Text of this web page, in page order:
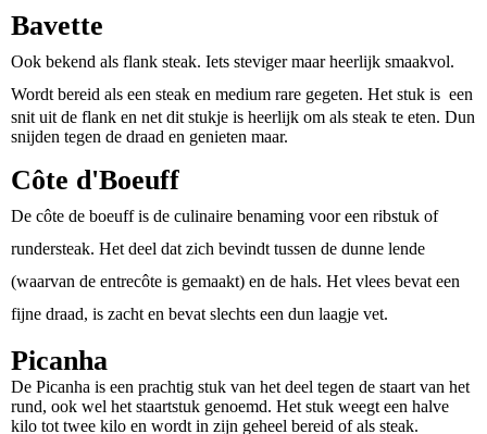
Bavette
Ook bekend als flank steak. Iets steviger maar heerlijk smaakvol.
Wordt bereid als een steak en medium rare gegeten. Het stuk is een
snit uit de flank en net dit stukje is heerlijk om als steak te eten. Dun
snijden tegen de draad en genieten maar.
Côte d'Boeuff
De côte de boeuff is de culinaire benaming voor een ribstuk of
rundersteak. Het deel dat zich bevindt tussen de dunne lende
(waarvan de entrecôte is gemaakt) en de hals. Het vlees bevat een
fijne draad, is zacht en bevat slechts een dun laagje vet.
Picanha
De Picanha is een prachtig stuk van het deel tegen de staart van het
rund, ook wel het staartstuk genoemd. Het stuk weegt een halve
kilo tot twee kilo en wordt in zijn geheel bereid of als steak.